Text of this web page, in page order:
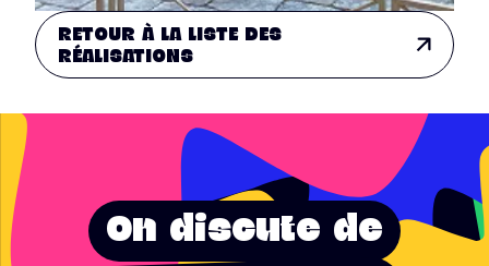
RETOUR À LA LISTE DES
RÉALISATIONS
On discute de